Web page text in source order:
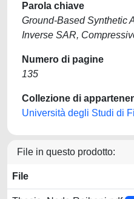
Parola chiave
Ground-Based Synthetic
Inverse SAR,
Numero di pagine
135
Collezione di
Università degli Studi di
File in questo prodotto:
File